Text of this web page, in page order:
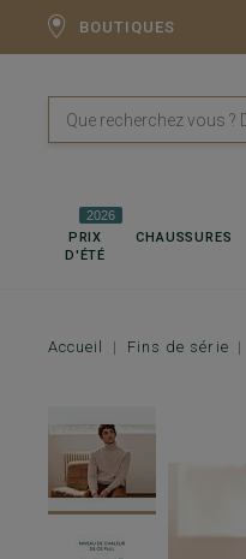
BOUTIQUES
PRIX
D'ÉTÉ
2026
CHAUSSURES
Accueil Fins de série